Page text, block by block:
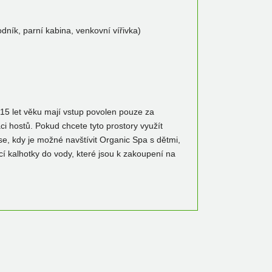
parní kabina, venkovní vířivka)
let věku mají vstup povolen pouze za
hostů. Pokud chcete tyto prostory využít
kdy je možné navštívit Organic Spa s dětmi,
kalhotky do vody, které jsou k zakoupení na